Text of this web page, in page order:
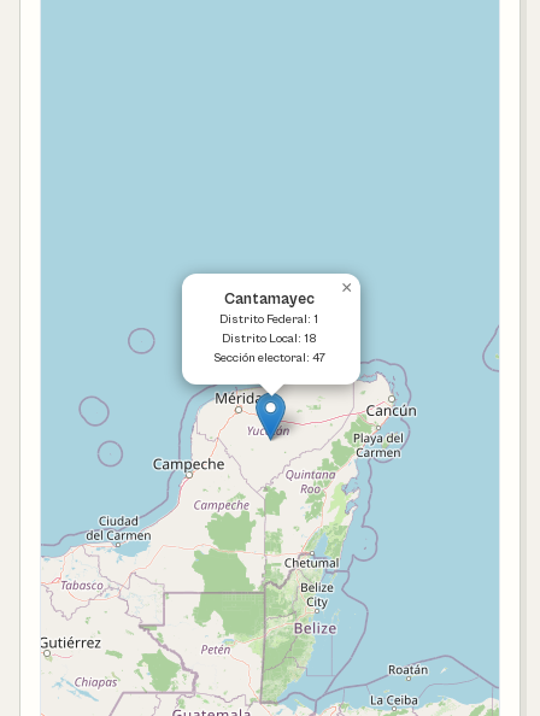
Cantamayec
Distrito Federal: 1
Distrito Local: 18
Sección electoral: 47
×